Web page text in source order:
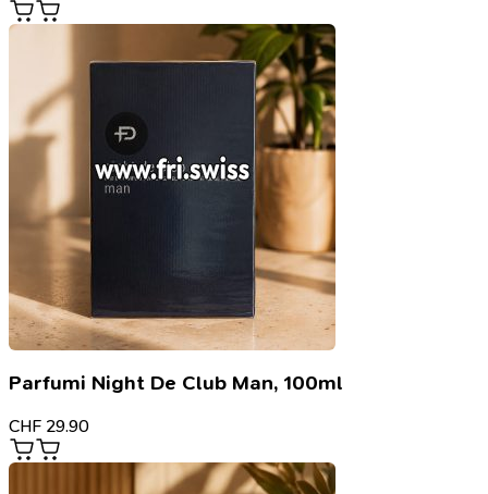
Parfumi Night De Club Man, 100ml
CHF 29.90